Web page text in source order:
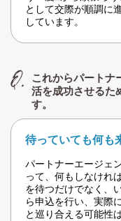
として交際が順調に
しています。
これからパートナ
活を成功させるた
す。
待っていても何も
パートナーエージェ
って、何もしなけれ
を待つだけでなく、
ら申込を行い、実際
と巡り合える可能性